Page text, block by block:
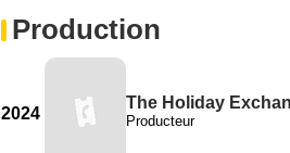
Production
2024
The Holiday
Producteur